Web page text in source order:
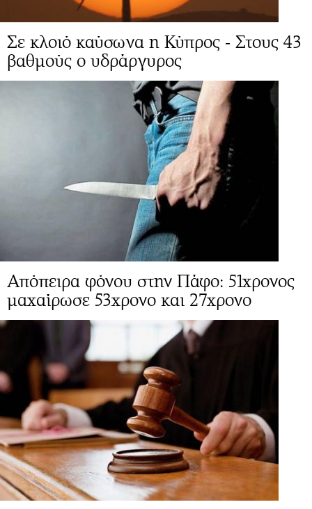
Σε κλοιό καύσωνα η Κύπρος - Στους 43
βαθμούς ο υδράργυρος
Απόπειρα φόνου στην Πάφο: 51χρονος
μαχαίρωσε 53χρονο και 27χρονο